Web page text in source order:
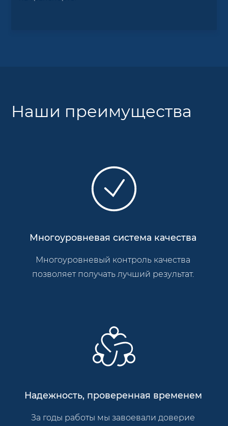
Наши преимущества
Многоуровневая система качества
Многоуровневый контроль качества
позволяет получать лучший результат.
Надежность, проверенная временем
За годы работы мы завоевали доверие